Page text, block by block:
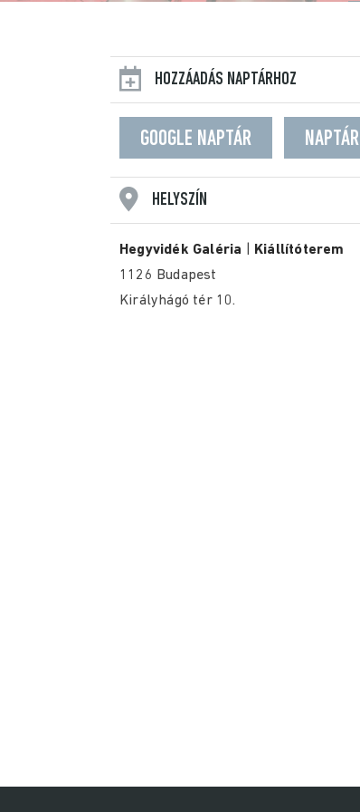
HOZZÁADÁS NAPTÁRHOZ
GOOGLE NAPTÁR NAPTÁR
HELYSZÍN
Hegyvidék Galéria
Kiállítóterem
1126 Budapest
Királyhágó tér 10.